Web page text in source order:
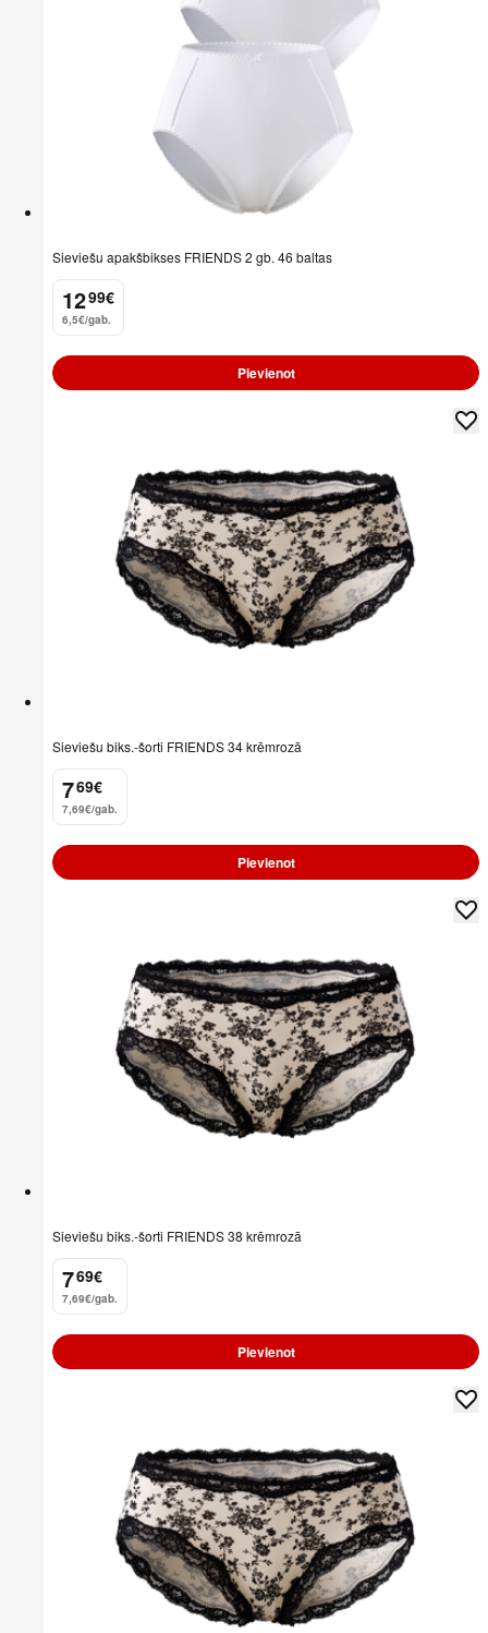
Sieviešu apakšbikses FRIENDS 2 gb. 46 baltas
12
. 99€
6,5€/gab.
Pievienot
Sieviešu biks.-šorti FRIENDS 34 krēmrozā
7
. 69€
7,69€/gab.
Pievienot
Sieviešu biks.-šorti FRIENDS 38 krēmrozā
7
. 69€
7,69€/gab.
Pievienot